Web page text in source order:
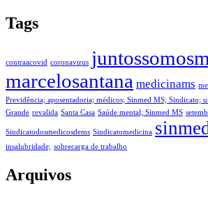
Tags
contraacovid coronavirus
marcelosantana medicinams
Previdência; aposentadoria; médicos; Sinmed MS; Sindicato;
Grande revalida Santa Casa Saúde mental; Sinmed MS
Sindicatodosmedicosdems Sindicatomedicina
insalubridade; sobrecarga de trabalho
Arquivos